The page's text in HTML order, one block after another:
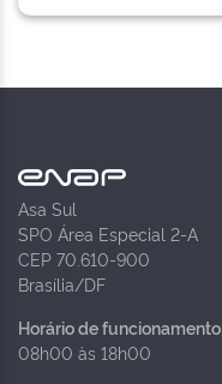
Asa Sul
SPO Área Especial 2-A
CEP 70.610-900
Brasília/DF
Horário de funcionamento
08h00 às 18h00